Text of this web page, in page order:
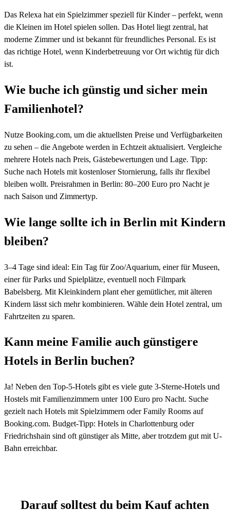
Das Relexa hat ein Spielzimmer speziell für Kinder – perfekt, wenn
die Kleinen im Hotel spielen sollen. Das Hotel liegt zentral, hat
moderne Zimmer und ist bekannt für freundliches Personal. Es ist
das richtige Hotel, wenn Kinderbetreuung vor Ort wichtig für dich
ist.
Wie buche ich günstig und sicher mein
Familienhotel?
Nutze Booking.com, um die aktuellsten Preise und Verfügbarkeiten
zu sehen – die Angebote werden in Echtzeit aktualisiert. Vergleiche
mehrere Hotels nach Preis, Gästebewertungen und Lage. Tipp:
Suche nach Hotels mit kostenloser Stornierung, falls ihr flexibel
bleiben wollt. Preisrahmen in Berlin: 80–200 Euro pro Nacht je
nach Saison und Zimmertyp.
Wie lange sollte ich in Berlin mit Kindern
bleiben?
3–4 Tage sind ideal: Ein Tag für Zoo/Aquarium, einer für Museen,
einer für Parks und Spielplätze, eventuell noch Filmpark
Babelsberg. Mit Kleinkindern plant eher gemütlicher, mit älteren
Kindern lässt sich mehr kombinieren. Wähle dein Hotel zentral, um
Fahrtzeiten zu sparen.
Kann meine Familie auch günstigere
Hotels in Berlin buchen?
Ja! Neben den Top-5-Hotels gibt es viele gute 3-Sterne-Hotels und
Hostels mit Familienzimmern unter 100 Euro pro Nacht. Suche
gezielt nach Hotels mit Spielzimmern oder Family Rooms auf
Booking.com. Budget-Tipp: Hotels in Charlottenburg oder
Friedrichshain sind oft günstiger als Mitte, aber trotzdem gut mit U-
Bahn erreichbar.
Darauf solltest du beim Kauf achten